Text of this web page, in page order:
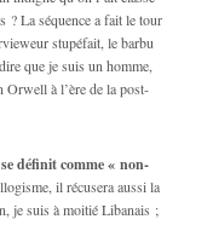
? La séquence a fait le tour
stupéfait, le barbu
que je suis un homme,
Orwell à l’ère de la post-
définit comme « non-
il récusera aussi la
je suis à moitié Libanais ;